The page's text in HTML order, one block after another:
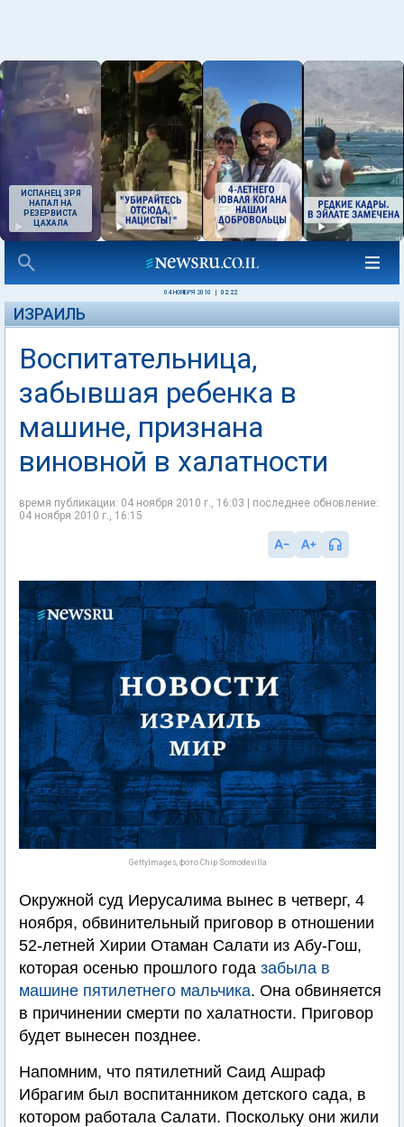
ИСПАНЕЦ ЗРЯ
НАПАЛ НА
РЕЗЕРВИСТА
ЦАХАЛА
04 НОЯБРЯ 2010 02:22
ИЗРАИЛЬ
Воспитательница,
забывшая ребенка в
машине, признана
виновной в халатности
время публикации: 04 ноября 2010 г., 16:03 | последнее обновление:
04 ноября 2010 г., 16:15
GettyImages, фото Chip Somodevilla
Окружной суд Иерусалима вынес в четверг, 4
ноября, обвинительный приговор в отношении
52-летней Хирии Отаман Салати из Абу-Гош,
которая осенью прошлого года забыла в
машине пятилетнего мальчика. Она обвиняется
в причинении смерти по халатности. Приговор
будет вынесен позднее.
Напомним, что пятилетний Саид Ашраф
Ибрагим был воспитанником детского сада, в
котором работала Салати. Поскольку они жили